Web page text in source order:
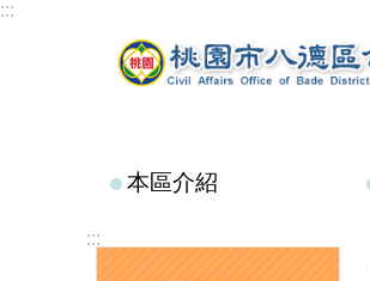
跳到主要內容區塊
:::
本區介紹
:::